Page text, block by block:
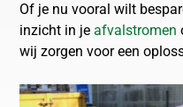
Of je nu vooral wilt
inzicht in je afvalstromen
wij zorgen voor een